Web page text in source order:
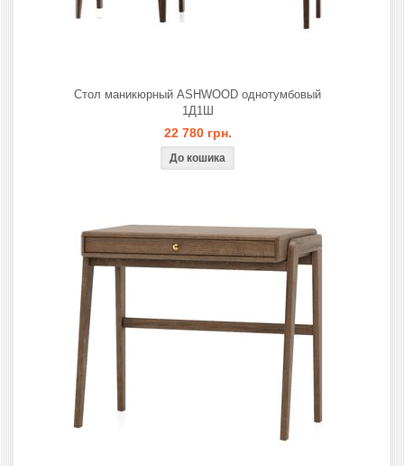
Стол маникюрный ASHWOOD однотумбовый
1Д1Ш
22 780 грн.